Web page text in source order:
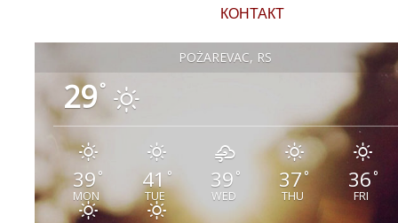
КОНТАКТ
POŽAREVAC, RS
29°
39°
MON
41°
TUE
39 °
WED
37°
THU
36°
FRI